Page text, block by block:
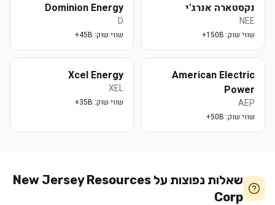
נקסטארה אנרג'י
NEE
שווי שוק: 150B+
Dominion Energy
D
שווי שוק: 45B+
American Electric
Power
AEP
שווי שוק: 50B+
Xcel Energy
XEL
שווי שוק: 35B+
שאלות נפוצות על New Jersey Resources
Corp